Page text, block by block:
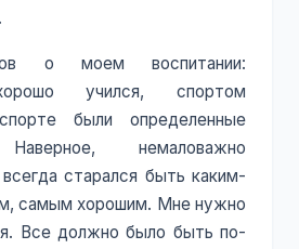
о моем воспитании:
учился, спортом
были определенные
немаловажно
старался быть каким-
самым хорошим. Мне нужно
Все должно было быть по-